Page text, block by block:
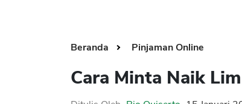
Beranda Pinjaman Online
Cara Minta Naik